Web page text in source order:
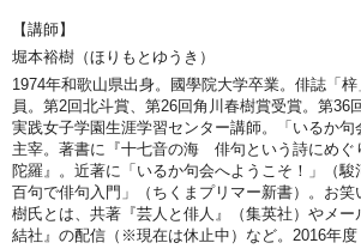
【講師】
堀本裕樹（ほりもとゆうき）
1974年和歌山県出身。國學院大学卒業。俳誌「
員。第2回北斗賞、第26回角川春樹賞受賞。第36
実践女子学園生涯学習センター講師。「いるか句
主宰。著書に『十七音の海 俳句という詩にめぐ
陀羅』。近著に「いるか句会へようこそ！」（
百句で俳句入門」（ちくまプリマー新書）。お笑
樹氏とは、共著『芸人と俳人』（集英社）やメ
結社』の配信（※現在は休止中）など。2016年度